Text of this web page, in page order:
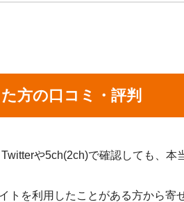
方の口コミ・評判
や5ch(2ch)で確認しても、本
トを利用したことがある方から寄